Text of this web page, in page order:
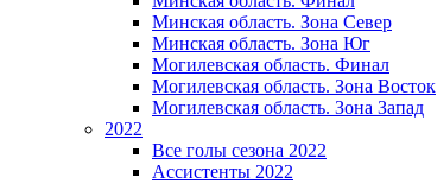
Минская область. Зона Север
Минская область. Зона Юг
Могилевская область. Финал
Могилевская область. Зона Восток
Могилевская область. Зона Запад
2022
Все голы сезона 2022
Ассистенты 2022